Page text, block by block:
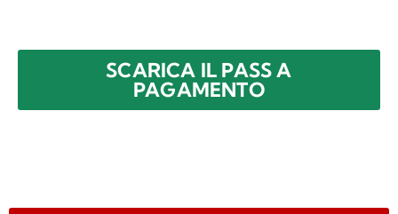
SCARICA IL PASS A
PAGAMENTO